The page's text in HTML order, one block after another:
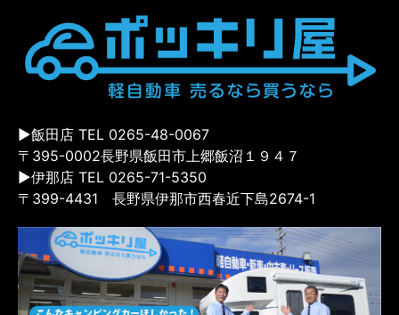
▶飯田店 TEL 0265-48-0067
〒395-0002長野県飯田市上郷飯沼１９４７
▶伊那店 TEL 0265-71-5350
〒399-4431 長野県伊那市西春近下島2674-1